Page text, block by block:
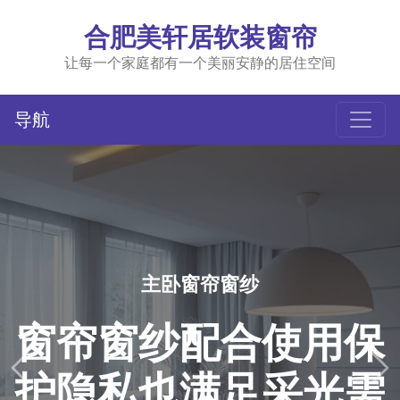
合肥美轩居软装窗帘
让每一个家庭都有一个美丽安静的居住空间
导航
主卧窗帘窗纱
窗帘窗纱配合使用保
前一个 后